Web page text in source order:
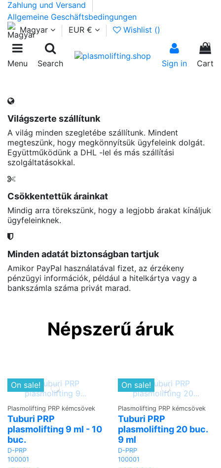
Zahlung und Versand
Allgemeine Geschäftsbedingungen
Magyar
EUR € Wishlist ()
Menu Search Sign in
0
Cart
Világszerte szállítunk
A világ minden szegletébe szállítunk. Mindent
megteszünk, hogy megkönnyítsük ügyfeleink dolgát.
Együttműködünk a DHL -lel és más szállítási
szolgáltatásokkal.
Csökkentettük árainkat
Mindig arra törekszünk, hogy a legjobb árakat kínáljuk
ügyfeleinknek.
Minden adatát biztonságban tartjuk
Amikor PayPal használatával fizet, az érzékeny
pénzügyi információk, például a hitelkártya vagy a
bankszámla száma privát marad.
Népszerű áruk
On sale!
Plasmolifting PRP kémcsövek
Tuburi PRP
plasmolifting 9 ml - 10
buc.
D-PRP
100001
On sale!
Plasmolifting PRP kémcsövek
Tuburi PRP
plasmolifting 20 buc.
9 ml
D-PRP
100001